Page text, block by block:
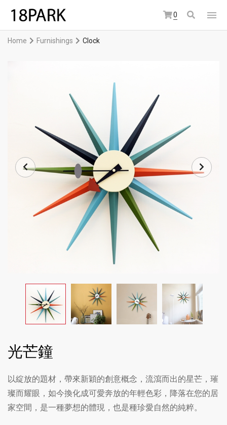
0
Home Furnishings Clock
光芒鐘
以綻放的題材，帶來新穎的創意概念，流瀉而出的星芒，璀
璨而耀眼，如今換化成可愛奔放的年輕色彩，降落在您的居
家空間，是一種夢想的體現，也是種珍愛自然的純粹。